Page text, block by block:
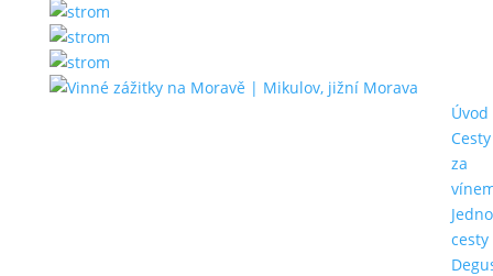
Úvod
Cesty
za
cesty